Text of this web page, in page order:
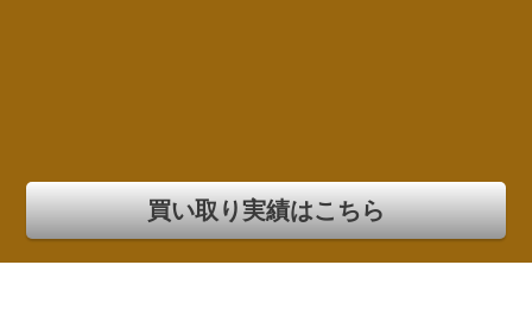
買い取り実績はこちら